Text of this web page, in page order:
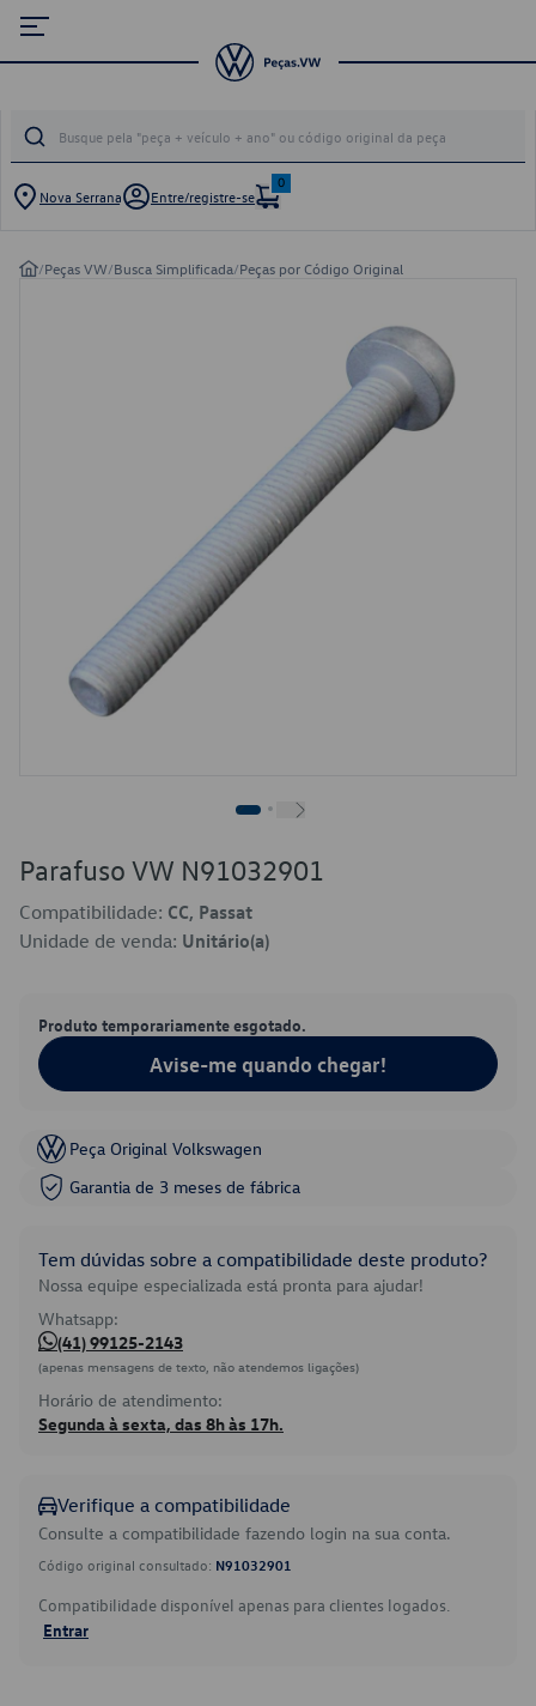
Nova Serrana Entre/registre-se
0
/Peças VW/Busca Simplificada/Peças por Código Original
Parafuso VW N91032901
Compatibilidade: CC, Passat
Unidade de venda: Unitário(a)
Produto temporariamente esgotado.
Avise-me quando chegar!
Peça Original Volkswagen
Garantia de 3 meses de fábrica
Tem dúvidas sobre a compatibilidade deste produto?
Nossa equipe especializada está pronta para ajudar!
Whatsapp:
(41) 99125-2143
(apenas mensagens de texto, não atendemos ligações)
Horário de atendimento:
Segunda à sexta, das 8h às 17h.
Verifique a compatibilidade
Consulte a compatibilidade fazendo login na sua conta.
Código original consultado: N91032901
Compatibilidade disponível apenas para clientes logados.
Entrar